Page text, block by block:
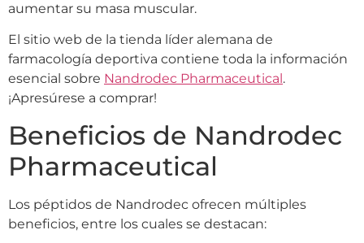
aumentar su masa muscular.
El sitio web de la tienda líder alemana de
farmacología deportiva contiene toda la información
esencial sobre Nandrodec Pharmaceutical .
¡Apresúrese a comprar!
Beneficios de Nandrodec
Pharmaceutical
Los péptidos de Nandrodec ofrecen múltiples
beneficios, entre los cuales se destacan: